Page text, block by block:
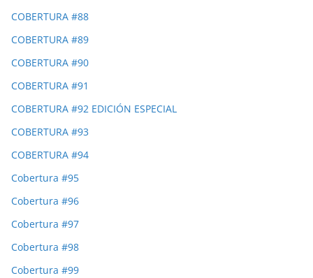
COBERTURA #88
COBERTURA #89
COBERTURA #90
COBERTURA #91
COBERTURA #92 EDICIÓN ESPECIAL
COBERTURA #93
COBERTURA #94
Cobertura #95
Cobertura #96
Cobertura #97
Cobertura #98
Cobertura #99